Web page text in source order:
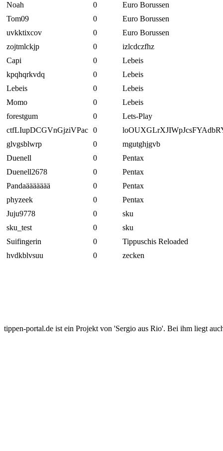
Noah
0
Euro Borussen
Tom09
0
Euro Borussen
uvkktixcov
0
Euro Borussen
zojtmlckjp
0
izlcdczfhz
Capi
0
Lebeis
kpqhqrkvdq
0
Lebeis
Lebeis
0
Lebeis
Momo
0
Lebeis
forestgum
0
Lets-Play
ctfLIupDCGVnGjziVPac 0
glvgsblwrp
0
mgutghjgvb
Duenell
0
Pentax
Duenell2678
0
Pentax
Pandaäääääää
0
Pentax
phyzeek
0
Pentax
Juju9778
0
sku
sku_test
0
sku
Suifingerin
0
Tippuschis Reloaded
hvdkblvsuu
0 zecken
tippen-portal.de ist ein Projekt von 'Sergio aus Rio'. Bei ihm liegt